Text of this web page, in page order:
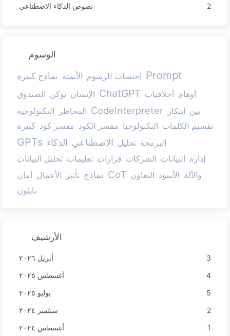
نصوص الذكاء الاصطناعي
2
الوسوم
نماذج كبيرة الأتمتة احتساب الرسوم Prompt
الصندوق توكن الإنسان ChatGPT أخلاقيات أوهام
التكنولوجية
المخاطر CodeInterpreter ابتكار بين
كبيرة مفسر كود مفسر الكود التكنولوجيا تقسيم الكلمات
GPTs الذكاء الاصطناعي تحليل البرمجة
تحليل البيانات تعليمات قرارات الشركات البيانات إدارة
أمان الأعمال تأثير نماذج CoT التعاون الأسود والآلة
بايثون
الأرشيف
أبريل ٢٠٢٦
3
أغسطس ٢٠٢٥
4
يوليو ٢٠٢٥
5
سبتمبر ٢٠٢٤
2
أغسطس ٢٠٢٤
1